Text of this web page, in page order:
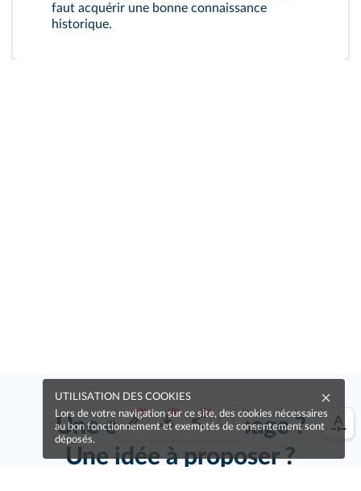
faut acquérir une bonne connaissance
historique.
Une erreur sur la page ?
Une idée à proposer ?
UTILISATION DES COOKIES
Lors de votre navigation sur ce site, des cookies nécessaires
au bon fonctionnement et exemptés de consentement sont
déposés.